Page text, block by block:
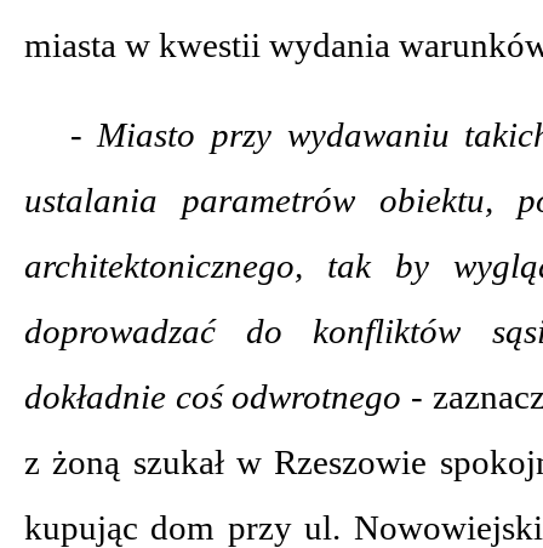
miasta w kwestii wydania
- Miasto przy wydawaniu
ustalania parametrów obiektu,
architektonicznego, tak by
doprowadzać do konfliktów
dokładnie coś odwrotnego -
z żoną szukał w Rzeszowie
kupując dom przy ul.